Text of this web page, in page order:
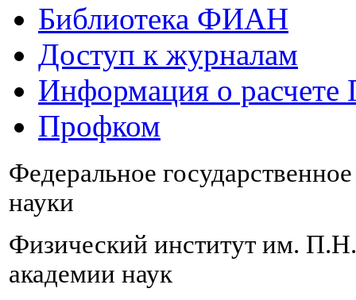
Библиотека ФИАН
Доступ к журналам
Информация о
Профком
Федеральное
науки
Физический институт им.
академии наук